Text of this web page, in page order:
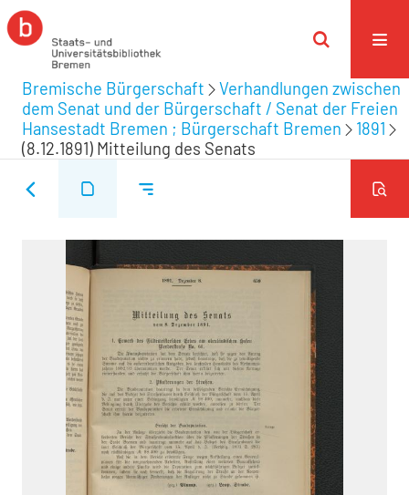
Bremische Bürgerschaft
Verhandlungen zwischen
dem Senat und der Bürgerschaft / Senat der Freien
Hansestadt Bremen ; Bürgerschaft Bremen
1891
(8.12.1891) Mitteilung des Senats